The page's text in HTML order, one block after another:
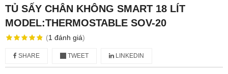
TỦ SẤY CHÂN KHÔNG SMART 18 LÍT
MODEL:THERMOSTABLE SOV-20
(1 đánh giá)
SHARE TWEET LINKEDIN